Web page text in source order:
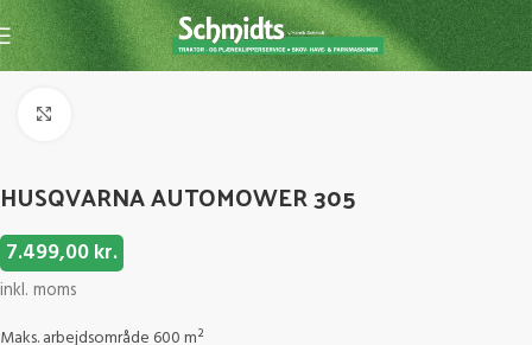
Forside Robotter & tilbehør Robotklipper
HUSQVARNA AUTOMOWER 305
7.499,00kr.
inkl. moms
Maks. arbejdsområde 600 m²